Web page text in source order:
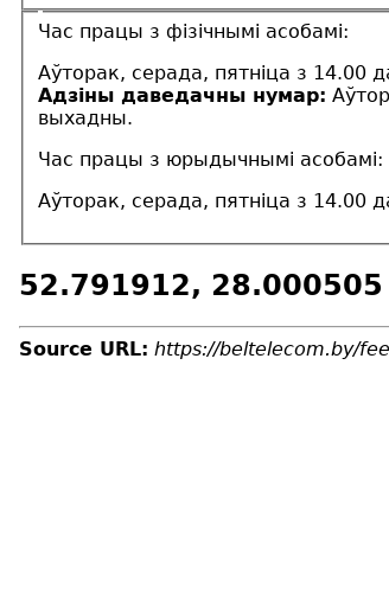
Час працы з фізічнымі асобамі:
Аўторак, серада, пятніца з 14.00
Адзіны даведачны нумар:
выхадны.
Час працы з юрыдычнымі асобамі:
Аўторак, серада, пятніца з 14.00
52.791912, 28.000505
Source URL: https://beltelecom.by/